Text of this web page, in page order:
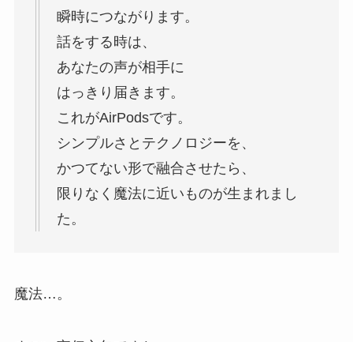
瞬時につながります。
話をする時は、
あなたの声が相手に
はっきり届きます。
これがAirPodsです。
シンプルさとテクノロジーを、
かつてない形で融合させたら、
限りなく魔法に近いものが生まれまし
た。
魔法…。